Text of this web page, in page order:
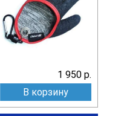
1 950 р.
В корзину